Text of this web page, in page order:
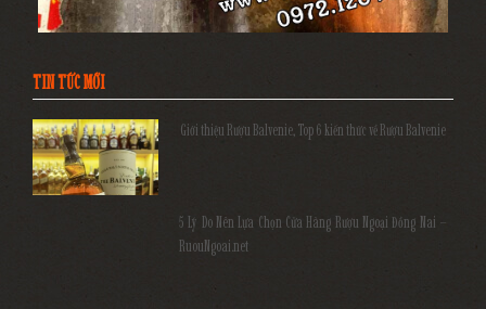
TIN TỨC MỚI
Giới thiệu Rượu Balvenie, Top 6 kiến thức về Rượu Balvenie
5 Lý Do Nên Lựa Chọn Cửa Hàng Rượu Ngoại Đồng Nai –
RuouNgoai.net